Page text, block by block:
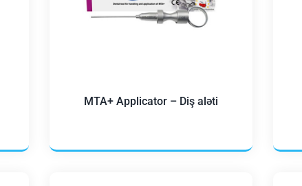
MTA+ Applicator – Diş aləti